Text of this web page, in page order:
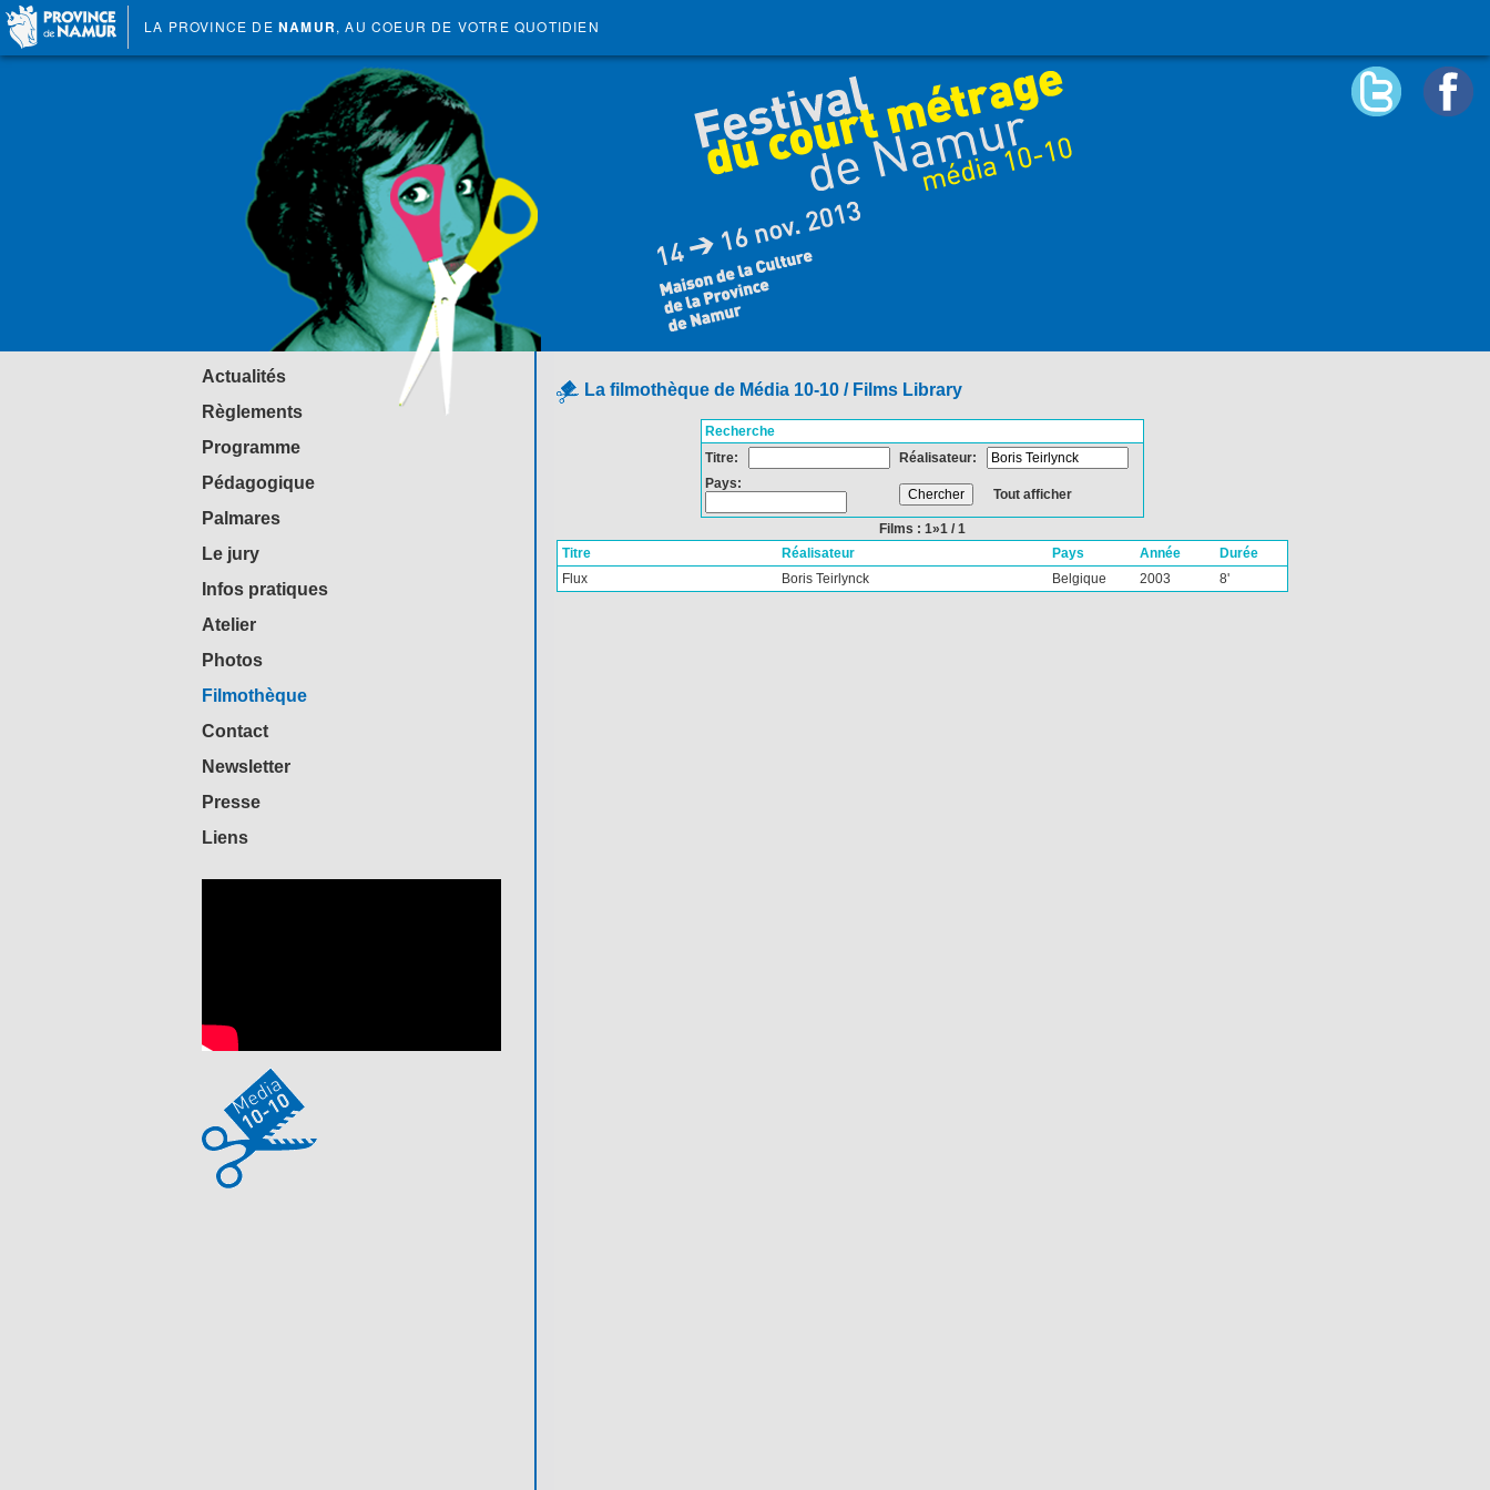
LA PROVINCE DE NAMUR, AU COEUR DE VOTRE QUOTIDIEN
Actualités
Règlements
Programme
Pédagogique
Palmares
Le jury
Infos pratiques
Atelier
Photos
Filmothèque
Contact
Newsletter
Presse
Liens
La filmothèque de Média 10-10 / Films Library
Recherche
Titre:
Réalisateur:
Pays:
Tout afficher
Films : 1»1 / 1
Titre
Réalisateur Pays Année
Durée
Flux
Boris Teirlynck Belgique 2003 8'